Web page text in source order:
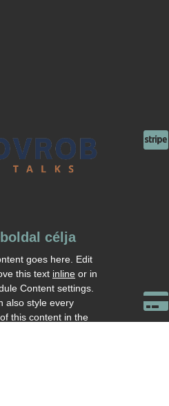
célja
goes here. Edit
this text inline or in
Content settings.
also style every
this content in the

